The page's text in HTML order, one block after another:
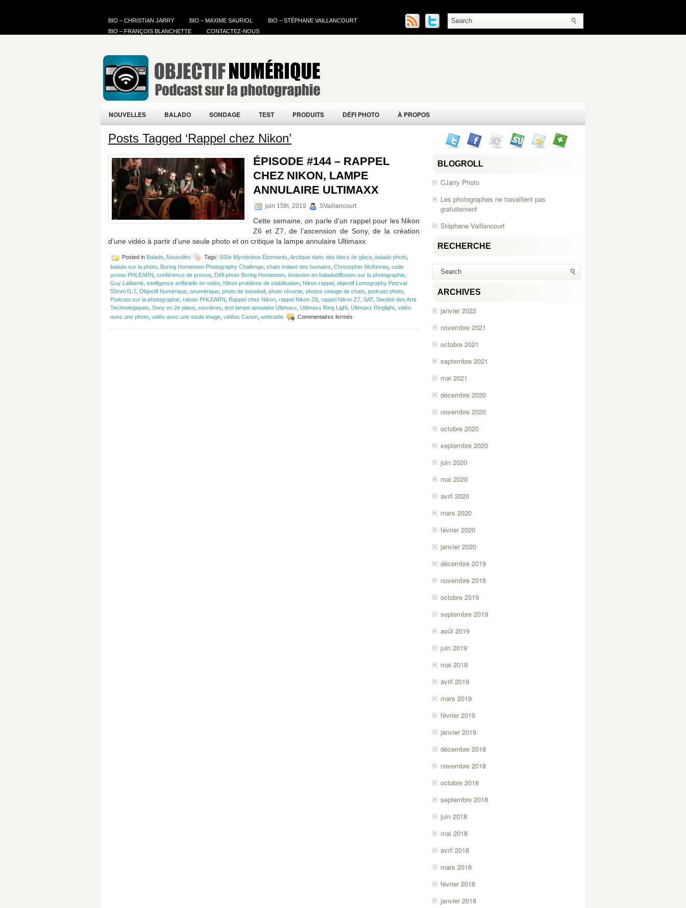
BIO – CHRISTIAN JARRY BIO – MAXIME SAURIOL
BIO – STÉPHANE VAILLANCOURT
BIO – FRANÇOIS BLANCHETTE
CONTACTEZ-NOUS
NOUVELLES BALADO SONDAGE TEST PRODUITS DÉFI PHOTO À PROPOS
Posts Tagged ‘Rappel chez Nikon’
ÉPISODE #144 – RAPPEL
CHEZ NIKON, LAMPE
ANNULAIRE ULTIMAXX
juin 15th, 2019 SVaillancourt
Cette semaine, on parle d’un rappel pour les Nikon
Z6 et Z7, de l’ascension de Sony, de la création
d’une vidéo à partir d’une seule photo et on critique la lampe annulaire Ultimaxx.
Posted in Balado Nouvelles Tags: 600e Mystérieux Étonnants Arctique dans des blocs de glace balado photo
balado sur la photo Boring Hometown Photography Challenge chats imitant des humains Christopher McKinney, code
promo PHLEARN conférence de presse Défi photo Boring Hometown émission en baladodiffusion sur la photographie
Guy Laliberté intelligence artificielle en vidéo Nikon problème de stabilisation Nikon rappel objectif Lomography Petzval
55mm f1.7 Objectif Numérique onumérique photo de baseball photo récente photos vintage de chats podcast photo
Podcast sur la photographie rabais PHLEARN Rappel chez Nikon rappel Nikon Z6 rappel Nikon Z7 SAT, Société des Arts
Technologiques Sony en 2e place sorcières test lampe annulaire Ultimaxx Ultimaxx Ring Light Ultimaxx Ringlight vidéo
avec une photo vidéo avec une seule image vidéos Canon webradio Commentaires fermés
#144
BLOGROLL
CJarry Photo
Les photographes ne travaillent pas
gratuitement
Stéphane Vaillancourt
RECHERCHE
ARCHIVES
janvier 2022
novembre 2021
octobre 2021
septembre 2021
mai 2021
décembre 2020
novembre 2020
octobre 2020
septembre 2020
juin 2020
mai 2020
avril 2020
mars 2020
février 2020
janvier 2020
décembre 2019
novembre 2019
octobre 2019
septembre 2019
août 2019
juin 2019
mai 2019
avril 2019
mars 2019
février 2019
janvier 2019
décembre 2018
novembre 2018
octobre 2018
septembre 2018
juin 2018
mai 2018
avril 2018
mars 2018
février 2018
janvier 2018